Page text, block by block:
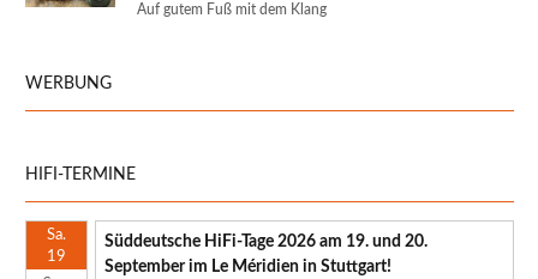
Auf gutem Fuß mit dem Klang
WERBUNG
HIFI-TERMINE
Sa.
19
Süddeutsche HiFi-Tage 2026 am 19. und 20.
September im Le Méridien in Stuttgart!